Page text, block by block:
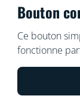
Bouton
Ce bouton
fonctionne
sans vis, ou
l'aimant qu'il
votre maison